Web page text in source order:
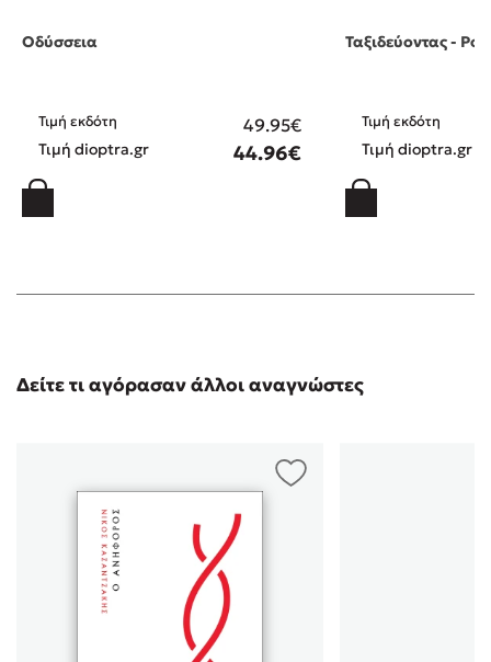
Οδύσσεια
Τιμή εκδότη 49.95€
Τιμή dioptra.gr 44.96€
Ταξιδεύοντας -
Τιμή εκδότη
Τιμή dioptra.gr
Δείτε τι αγόρασαν άλλοι αναγνώστες